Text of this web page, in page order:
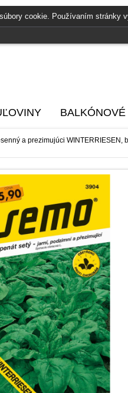
cookie. Používaním stránky
BALKÓNOVÉ
a prezimujúci WINTERRIESEN,